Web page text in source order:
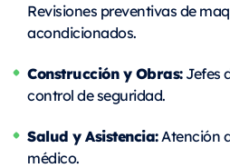
Revisiones preventivas de
acondicionados.
Construcción y Obras:Jefes
control de seguridad.
Salud y Asistencia:Atención
médico.